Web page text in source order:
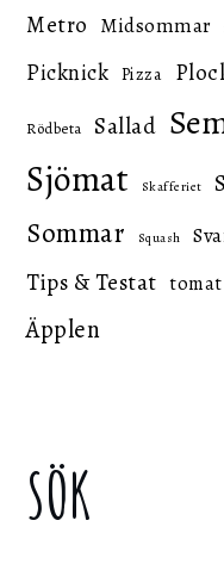
Metro Midsommar
Picknick Pizza
Rödbeta Sallad
Sjömat Skafferiet
Sommar Squash
Tips & Testat tomat
Äpplen
SÖK